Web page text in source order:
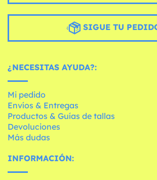
SIGUE TU
¿NECESITAS AYUDA?:
Mi pedido
Envíos & Entregas
Productos & Guías de tallas
Devoluciones
Más dudas
INFORMACIÓN: